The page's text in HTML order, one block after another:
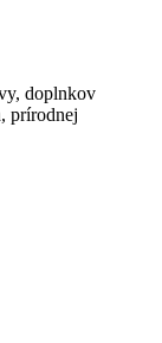
doplnkov
prírodnej